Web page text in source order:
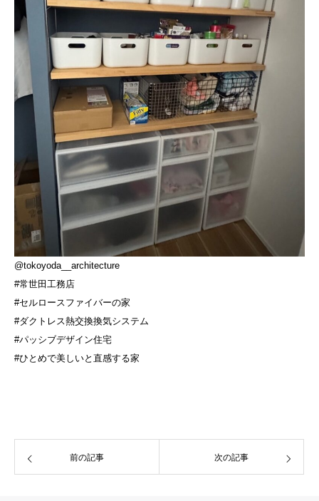
@tokoyoda__architecture
#常世田工務店
#セルロースファイバーの家
#ダクトレス熱交換換気システム
#パッシブデザイン住宅
#ひとめで美しいと直感する家
前の記事 次の記事